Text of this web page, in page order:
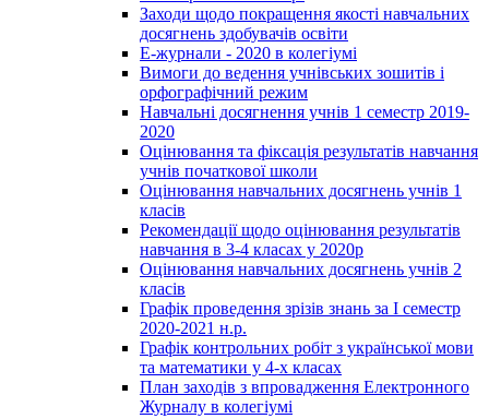
Заходи щодо покращення якості навчальних
досягнень здобувачів освіти
Е-журнали - 2020 в колегіумі
Вимоги до ведення учнівських зошитів і
орфографічний режим
Навчальні досягнення учнів 1 семестр 2019-
2020
Оцінювання та фіксація результатів навчання
учнів початкової школи
Оцінювання навчальних досягнень учнів 1
класів
Рекомендації щодо оцінювання результатів
навчання в 3-4 класах у 2020р
Оцінювання навчальних досягнень учнів 2
класів
Графік проведення зрізів знань за І семестр
2020-2021 н.р.
Графік контрольних робіт з української мови
та математики у 4-х класах
План заходів з впровадження Електронного
Журналу в колегіумі